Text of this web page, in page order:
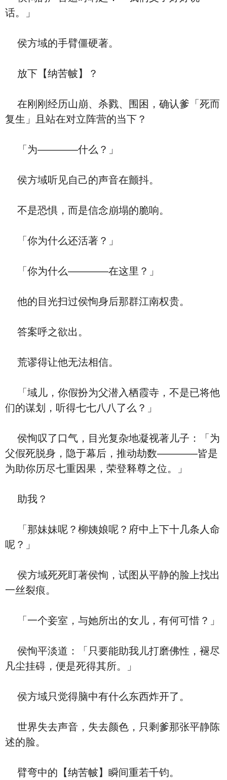
话。」
侯方域的手臂僵硬著。
放下【纳苦帔】？
在刚刚经历山崩、杀戮、围困，确认爹「死而
复生」且站在对立阵营的当下？
「为————什么？」
侯方域听见自己的声音在颤抖。
不是恐惧，而是信念崩塌的脆响。
「你为什么还活著？」
「你为什么————在这里？」
他的目光扫过侯恂身后那群江南权贵。
答案呼之欲出。
荒谬得让他无法相信。
「域儿，你假扮为父潜入栖霞寺，不是已将他
们的谋划，听得七七八八了么？」
侯恂叹了口气，目光复杂地凝视著儿子：「为
父假死脱身，隐于幕后，推动劫数————皆是
为助你历尽七重因果，荣登释尊之位。」
助我？
「那妹妹呢？柳姨娘呢？府中上下十几条人命
呢？」
侯方域死死盯著侯恂，试图从平静的脸上找出
一丝裂痕。
「一个妾室，与她所出的女儿，有何可惜？」
侯恂平淡道：「只要能助我儿打磨佛性，褪尽
凡尘挂碍，便是死得其所。」
侯方域只觉得脑中有什么东西炸开了。
世界失去声音，失去颜色，只剩爹那张平静陈
述的脸。
臂弯中的【纳苦帔】瞬间重若千钧。